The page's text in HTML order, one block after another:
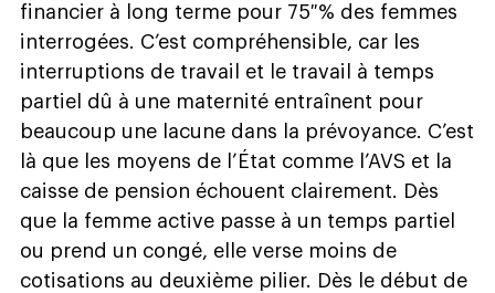
financier à long terme pour 75 % des femmes
interrogées. C’est compréhensible, car les
interruptions de travail et le travail à temps
partiel dû à une maternité entraînent pour
beaucoup une lacune dans la prévoyance. C’est
là que les moyens de l’État comme l’AVS et la
caisse de pension échouent clairement. Dès
que la femme active passe à un temps partiel
ou prend un congé, elle verse moins de
cotisations au deuxième pilier. Dès le début de